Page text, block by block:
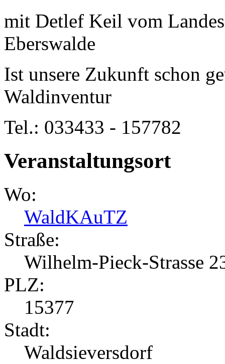
mit Detlef Keil vom
Eberswalde
Ist unsere Zukunft schon
Waldinventur
Tel.: 033433 - 157782
Veranstaltungsort
Wo:
WaldKAuTZ
Straße:
Wilhelm-Pieck-Strasse
PLZ:
15377
Stadt:
Waldsieversdorf